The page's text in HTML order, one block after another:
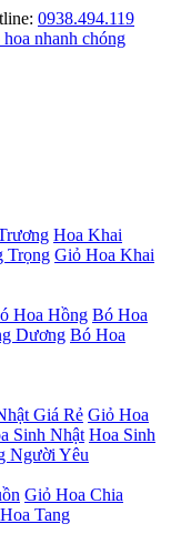
0938.494.119
Hoa Khai
Trọng Giỏ Hoa Khai
Hoa Hồng Bó Hoa
Dương Bó Hoa
Giá Rẻ Giỏ Hoa
Sinh Nhật Hoa Sinh
Người Yêu
Giỏ Hoa Chia
Tang